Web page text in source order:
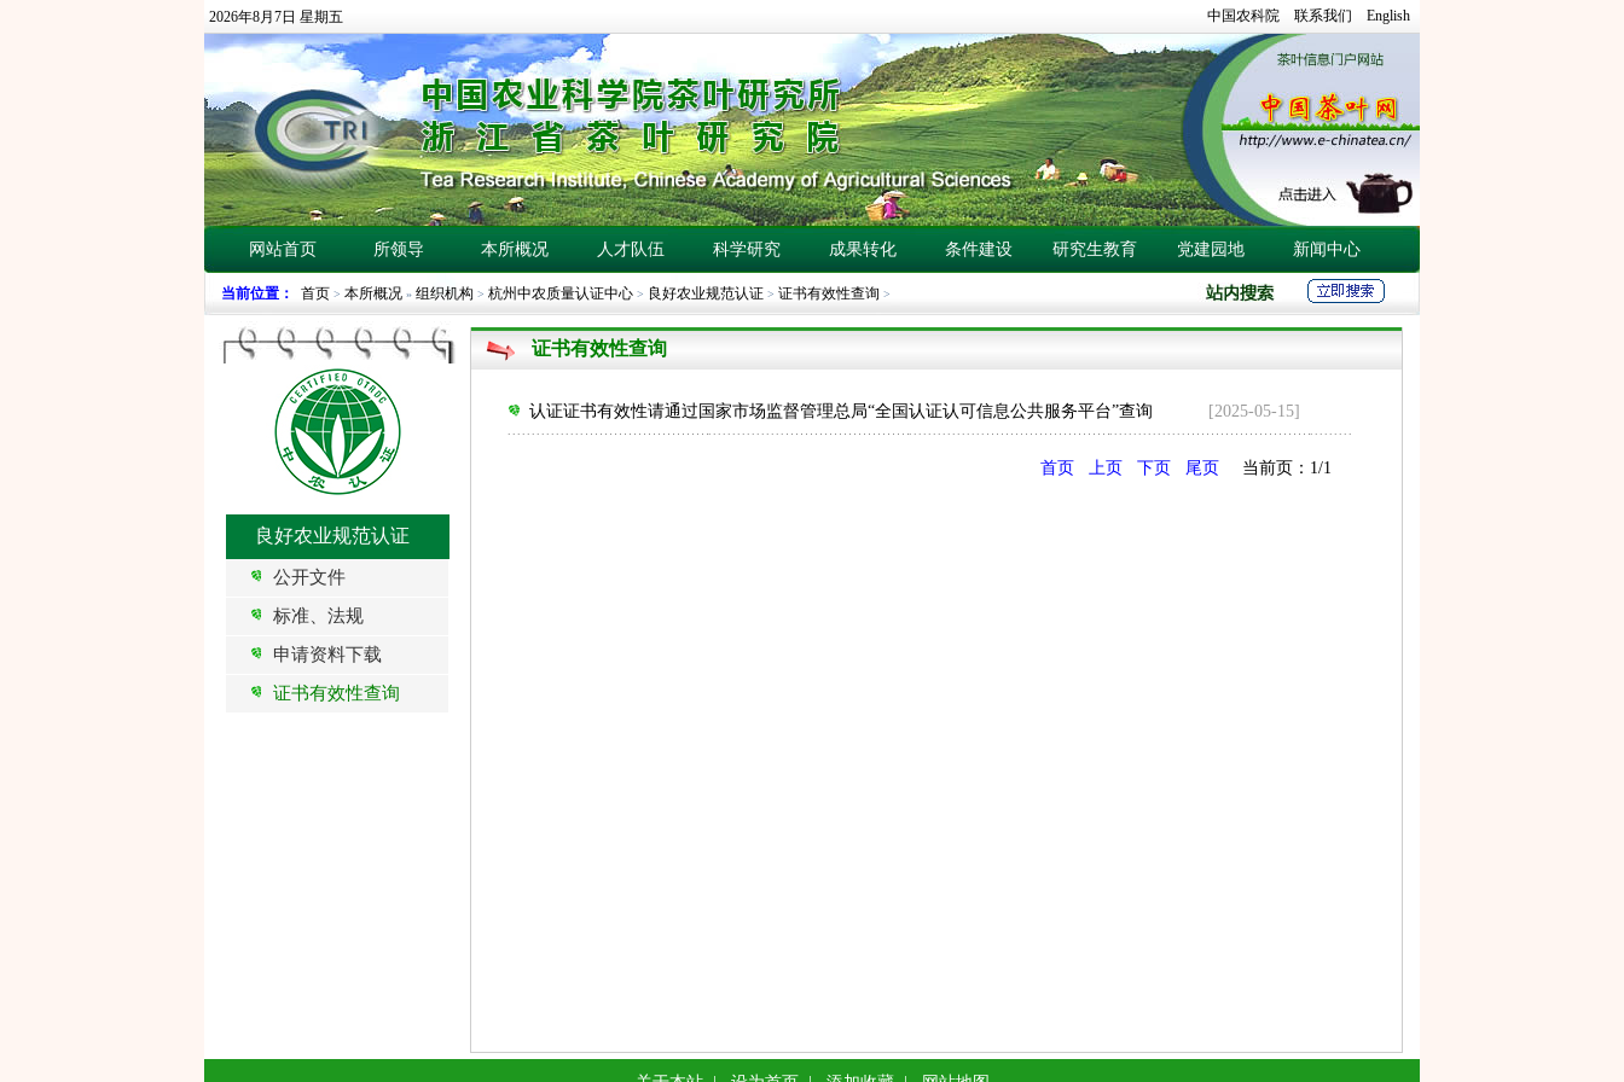
2026年8月7日 星期五 English
联系我们
中国农科院
网站首页 所领导 本所概况 人才队伍 科学研究 成果转化 条件建设 研究生教育 党建园地 新闻中心
当前位置： 首页 > 本所概况 » 组织机构 > 杭州中农质量认证中心 > 良好农业规范认证 > 证书有效性查询 >
良好农业规范认证
公开文件
标准、法规
申请资料下载
证书有效性查询
证书有效性查询
认证证书有效性请通过国家市场监督管理总局“全国认证认可信息公共服务平台”查询 [2025-05-15]
首页 上页 下页 尾页 当前页：1/1